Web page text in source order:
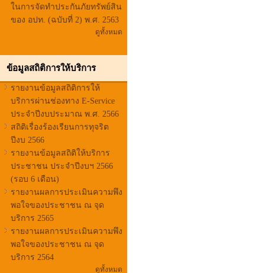
ในการจัดทำประกันภัยทรัพย์สิน
ของ อปท. (ฉบับที่ 2) พ.ศ. 2563
ดูทั้งหมด
ข้อมูลสถิติการให้บริการ
รายงานข้อมูลสถิติการให้
บริการผ่านช่องทาง E-Service
ประจำปีงบประมาณ พ.ศ. 2566
สถิติเรื่องร้องเรียนการทุจริต
ปีงบ 2566
รายงานข้อมูลสถิติให้บริการ
ประชาชน ประจำปีงบฯ 2566
(รอบ 6 เดือน)
รายงานผลการประเมินความพึง
พอใจของประชาชน ณ จุด
บริการ 2565
รายงานผลการประเมินความพึง
พอใจของประชาชน ณ จุด
บริการ 2564
ดูทั้งหมด